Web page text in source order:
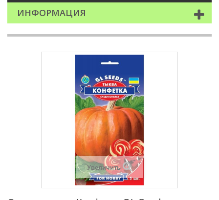
ИНФОРМАЦИЯ
Увеличить